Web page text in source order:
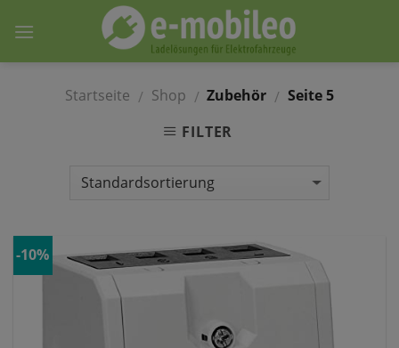
Startseite / Shop / Zubehör / Seite 5
FILTER
-10%